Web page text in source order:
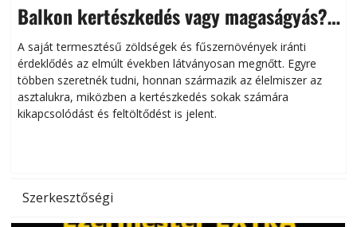
Balkon kertészkedés vagy magaságyás?
Helytakarékos kertészkedés
A saját termesztésű zöldségek és fűszernövények iránti
érdeklődés az elmúlt években látványosan megnőtt. Egyre
többen szeretnék tudni, honnan származik az élelmiszer az
asztalukra, miközben a kertészkedés sokak számára
kikapcsolódást és feltöltődést is jelent.
Szerkesztőségi